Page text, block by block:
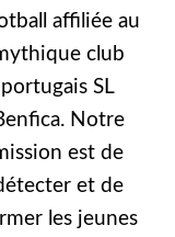
affiliée au
club
portugais SL
Notre
est de
et de
les jeunes